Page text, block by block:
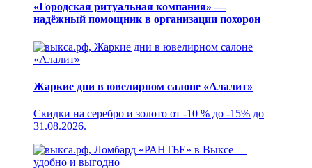
«Городская ритуальная компания» —
надёжный помощник в организации похорон
Жаркие дни в ювелирном салоне «Алалит»
Скидки на серебро и золото от -10 % до -15% до
31.08.2026.